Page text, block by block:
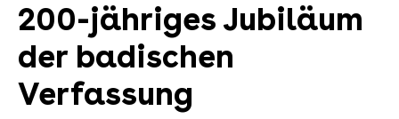
200-jähriges Jubiläum
der badischen
Verfassung